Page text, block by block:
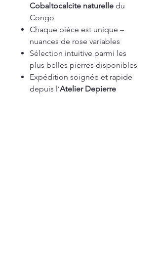
Cobaltocalcite naturelle du
Congo
Chaque pièce est unique –
nuances de rose variables
Sélection intuitive parmi les
plus belles pierres disponibles
Expédition soignée et rapide
depuis l’Atelier Depierre